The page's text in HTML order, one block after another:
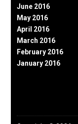
June 2016
May 2016
April 2016
March 2016
February 2016
January 2016